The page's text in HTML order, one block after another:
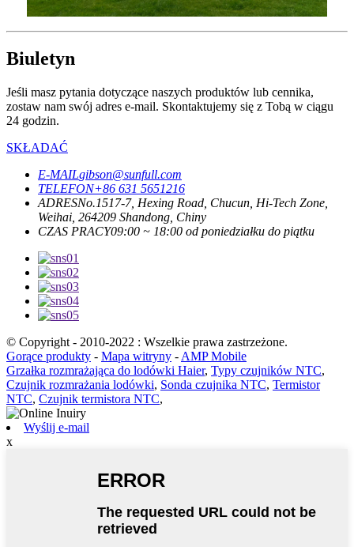
Biuletyn
Jeśli masz pytania dotyczące naszych produktów lub cennika,
zostaw nam swój adres e-mail. Skontaktujemy się z Tobą w ciągu
24 godzin.
SKŁADAĆ
E-MAILgibson@sunfull.com
TELEFON+86 631 5651216
ADRESNo.1517-7, Hexing Road, Chucun, Hi-Tech Zone,
Weihai, 264209 Shandong, Chiny
CZAS PRACY09:00 ~ 18:00 od poniedziałku do piątku
© Copyright - 2010-2022 : Wszelkie prawa zastrzeżone.
Gorące produkty - Mapa witryny - AMP Mobile
Grzałka rozmrażająca do lodówki Haier, Typy czujników NTC,
Czujnik rozmrażania lodówki, Sonda czujnika NTC, Termistor
NTC, Czujnik termistora NTC,
Wyślij e-mail
x